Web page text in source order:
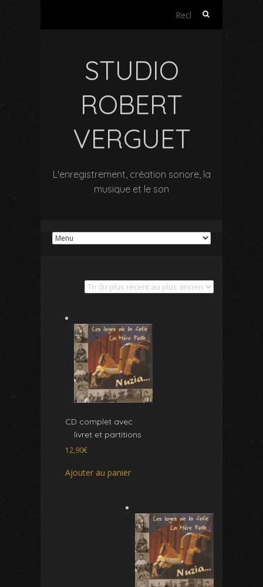
Rechercher :
STUDIO
ROBERT
VERGUET
L'enregistrement, création sonore, la
musique et le son
CD complet avec
livret et partitions
12,90€
Ajouter au panier